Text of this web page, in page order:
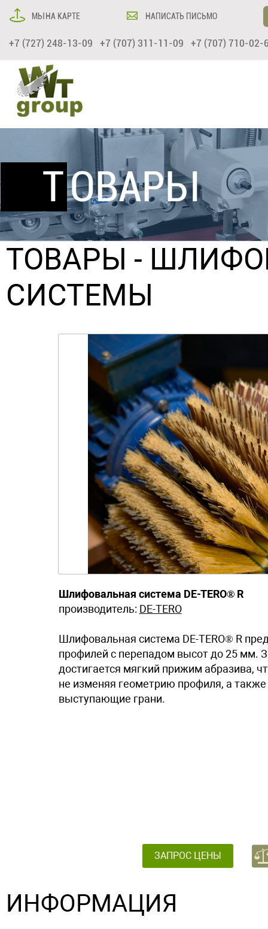
МЫ НА КАРТЕ НАПИСАТЬ ПИСЬМО
+7 (727) 248-13-09 +7 (707) 311-11-09 +7 (707) 710-02-
ТОВАРЫ
ТОВАРЫ -
СИСТЕМЫ
Шлифовальная система DE-TERO® R
производитель: DE-TERO
Шлифовальная система DE-TERO® R
профилей с перепадом высот до 25 мм.
достигается мягкий прижим абразива,
не изменяя геометрию профиля, а
выступающие грани.
ЗАПРОС ЦЕНЫ
ИНФОРМАЦИЯ